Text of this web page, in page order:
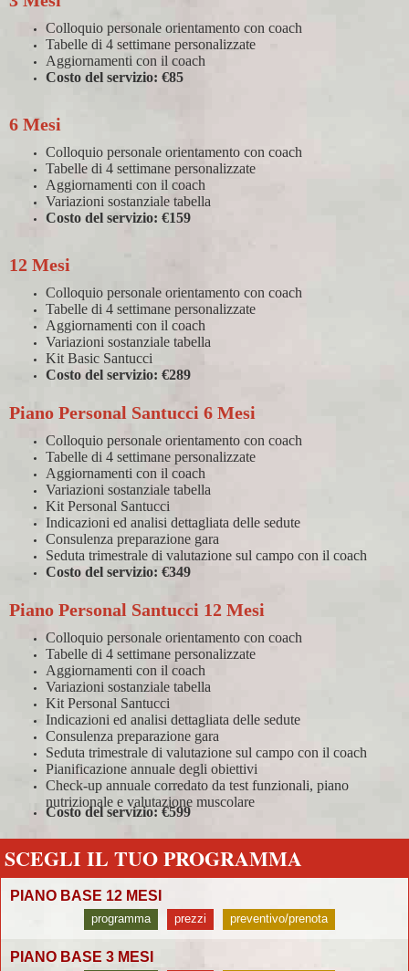
Colloquio personale orientamento con coach
Tabelle di 4 settimane personalizzate
Aggiornamenti con il coach
Costo del servizio: €85
6 Mesi
Colloquio personale orientamento con coach
Tabelle di 4 settimane personalizzate
Aggiornamenti con il coach
Variazioni sostanziale tabella
Costo del servizio: €159
12 Mesi
Colloquio personale orientamento con coach
Tabelle di 4 settimane personalizzate
Aggiornamenti con il coach
Variazioni sostanziale tabella
Kit Basic Santucci
Costo del servizio: €289
Piano Personal Santucci 6 Mesi
Colloquio personale orientamento con coach
Tabelle di 4 settimane personalizzate
Aggiornamenti con il coach
Variazioni sostanziale tabella
Kit Personal Santucci
Indicazioni ed analisi dettagliata delle sedute
Consulenza preparazione gara
Seduta trimestrale di valutazione sul campo con il coach
Costo del servizio: €349
Piano Personal Santucci 12 Mesi
Colloquio personale orientamento con coach
Tabelle di 4 settimane personalizzate
Aggiornamenti con il coach
Variazioni sostanziale tabella
Kit Personal Santucci
Indicazioni ed analisi dettagliata delle sedute
Consulenza preparazione gara
Seduta trimestrale di valutazione sul campo con il coach
Pianificazione annuale degli obiettivi
Check-up annuale corredato da test funzionali, piano
nutrizionale e valutazione muscolare
Costo del servizio: €599
SCEGLI IL TUO PROGRAMMA
PIANO BASE 12 MESI
programma prezzi preventivo/prenota
PIANO BASE 3 MESI